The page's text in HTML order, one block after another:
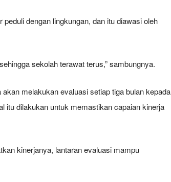
dengan lingkungan, dan itu diawasi oleh
sekolah terawat terus,” sambungnya.
melakukan evaluasi setiap tiga bulan kepada
itu dilakukan untuk memastikan capaian kinerja
kinerjanya, lantaran evaluasi mampu